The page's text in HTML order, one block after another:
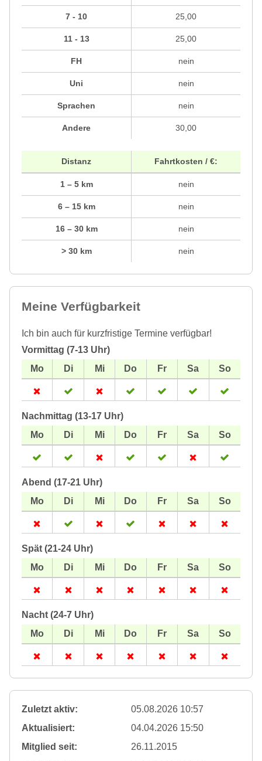
7 - 10
11 - 13
FH
Uni
Sprachen
Andere
25,00
25,00
nein
nein
nein
30,00
Distanz
1 – 5 km
6 – 15 km
16 – 30 km
> 30 km
Fahrtkosten / €:
nein
nein
nein
nein
Meine Verfügbarkeit
Ich bin auch für kurzfristige Termine verfügbar!
Vormittag (7-13 Uhr)
Nachmittag (13-17 Uhr)
Abend (17-21 Uhr)
Spät (21-24 Uhr)
Nacht (24-7 Uhr)
Zuletzt aktiv:
05.08.2026 10:57
Aktualisiert:
04.04.2026 15:50
Mitglied seit:
26.11.2015